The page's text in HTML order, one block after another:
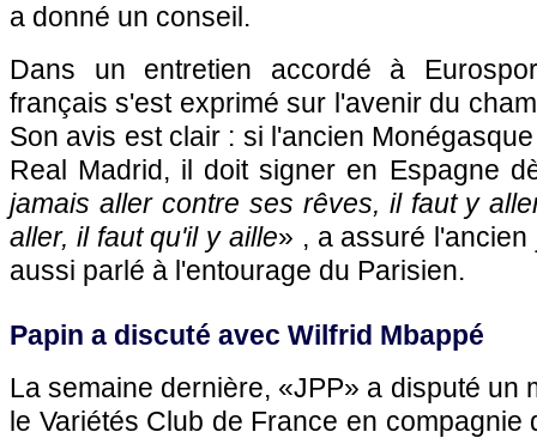
a donné un conseil.
Dans un entretien accordé à
français s'est exprimé sur l'avenir du
Son avis est clair : si l'ancien
Real Madrid, il doit signer en Espagne
jamais aller contre ses rêves, il faut y
aller, il faut qu'il y aille» , a assuré
aussi parlé à l'entourage du Parisien.
Papin a discuté avec Wilfrid Mbappé
La semaine dernière, «JPP» a disputé un
le Variétés Club de France en compagnie